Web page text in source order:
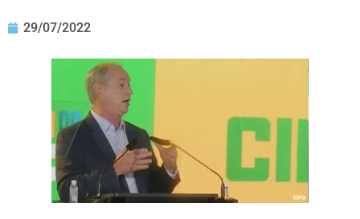
29/07/2022